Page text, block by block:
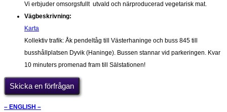
Vi erbjuder omsorgsfullt utvald och närproducerad vegetarisk mat.
Vägbeskrivning:
Karta
Kollektiv trafik: Åk pendeltåg till Västerhaninge och buss 845 till
busshållplatsen Dyvik (Haninge). Bussen stannar vid parkeringen. Kvar
10 minuters promenad fram till Sälstationen!
Skicka en förfrågan
– ENGLISH –